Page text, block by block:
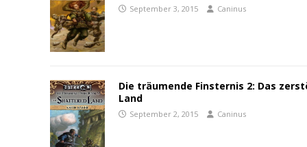
September 3, 2015 Caninus
Die träumende Finsternis 2: Das
Land
September 2, 2015 Caninus